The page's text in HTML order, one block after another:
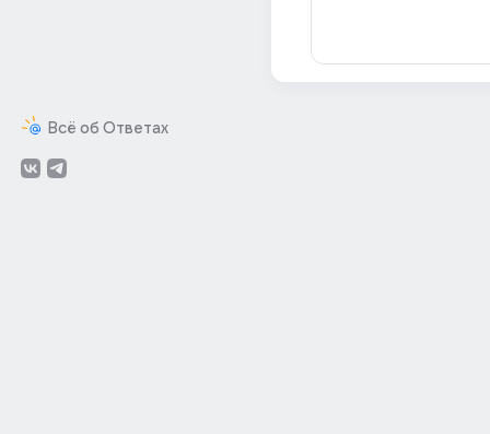
Всё об Ответах